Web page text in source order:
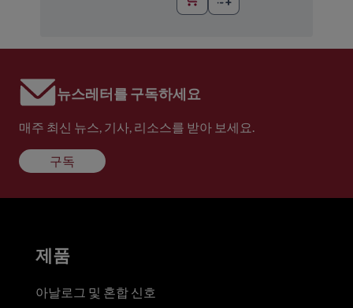
뉴스레터를 구독하세요
매주 최신 뉴스, 기사, 리소스를 받아 보세요.
구독
제품
아날로그 및 혼합 신호